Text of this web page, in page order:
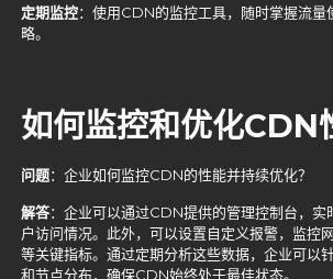
定期监控：使用CDN的监控工具，随时掌握流量
略。
如何监控和优化CDN
问题：企业如何监控CDN的性能并持续优化？
解答：企业可以通过CDN提供的管理控制台，实
户访问情况。此外，可以设置自定义报警，监控
等关键指标。通过定期分析这些数据，企业可以
和节点分布，确保CDN始终处于最佳状态。